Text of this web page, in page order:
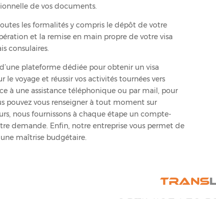
de vos documents.
les formalités y compris le dépôt de votre
et la remise en main propre de votre visa
consulaires.
plateforme dédiée pour obtenir un visa
le voyage et réussir vos activités tournées vers
à une assistance téléphonique ou par mail, pour
pouvez vous renseigner à tout moment sur
nous fournissons à chaque étape un compte-
demande. Enfin, notre entreprise vous permet de
maîtrise budgétaire.
TRANS